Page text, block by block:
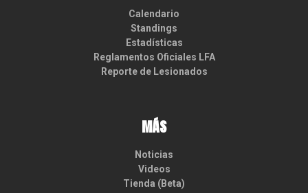
Calendario
Standings
Estadísticas
Reglamentos Oficiales LFA
Reporte de Lesionados
MÁS
Noticias
Videos
Tienda (Beta)